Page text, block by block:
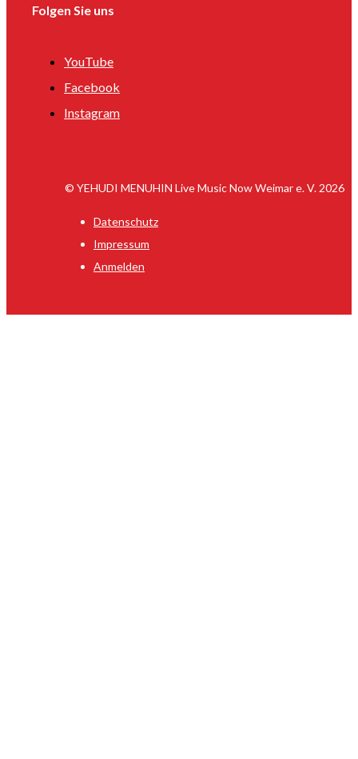
Folgen Sie uns
YouTube
Facebook
Instagram
© YEHUDI MENUHIN Live Music Now Weimar e. V. 2026
Datenschutz
Impressum
Anmelden